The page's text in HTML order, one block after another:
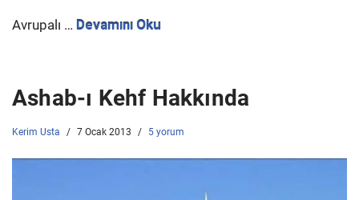
Avrupalı … Devamını Oku
Ashab-ı Kehf Hakkında
Kerim Usta 7 Ocak 2013 5 yorum